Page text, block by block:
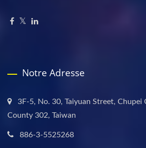
Notre Adresse
3F-5, No. 30, Taiyuan Street, Chupei
County 302, Taiwan
886-3-5525268